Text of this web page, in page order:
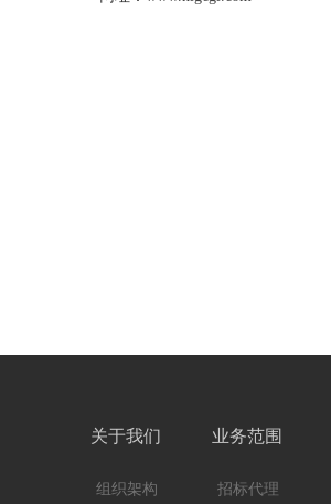
关于我们
组织架构
业务范围
招标代理